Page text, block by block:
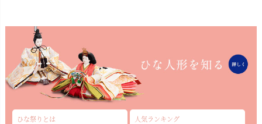
ひな祭りとは 人気ランキング